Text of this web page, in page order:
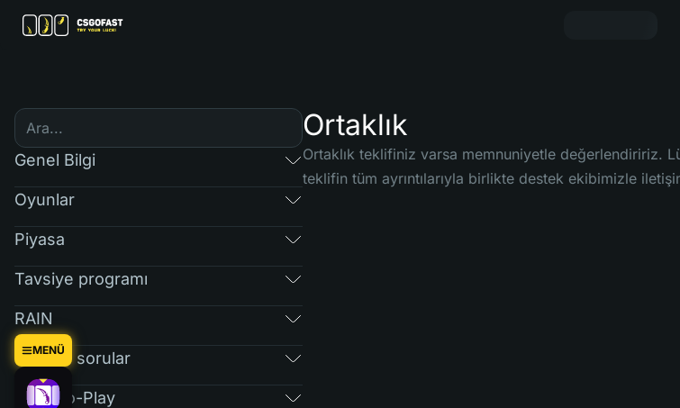
MENÜ
Genel Bilgi
Oyunlar
Piyasa
Tavsiye programı
RAIN
Düzenli sorular
Free-To-Play
Ortaklık
Ortaklık teklifiniz varsa memnuniyetle değerlendiririz.
teklifin tüm ayrıntılarıyla birlikte destek ekibimizle